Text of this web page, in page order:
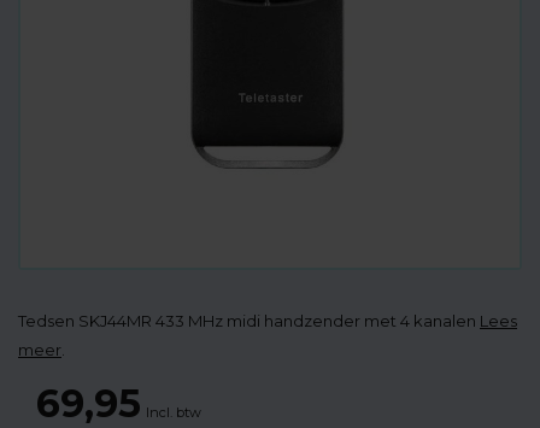
Tedsen SKJ44MR 433 MHz midi handzender met 4 kanalen Lees
meer
69,95 Incl. btw